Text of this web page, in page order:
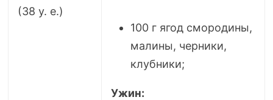
(38 у. е.)
100 г ягод смородины,
малины, черники,
клубники;
Ужин: